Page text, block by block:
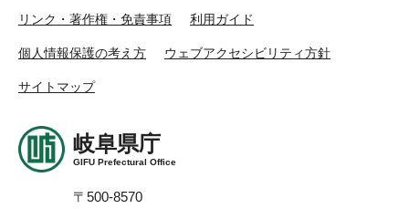
リンク・著作権・免責事項 利用ガイド
個人情報保護の考え方 ウェブアクセシビリティ方針
サイトマップ
岐阜県庁
GIFU Prefectural Office
〒500-8570